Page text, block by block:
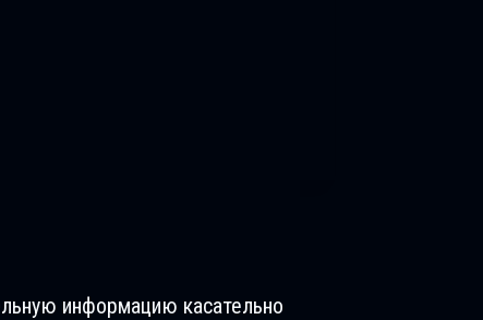
информацию касательно